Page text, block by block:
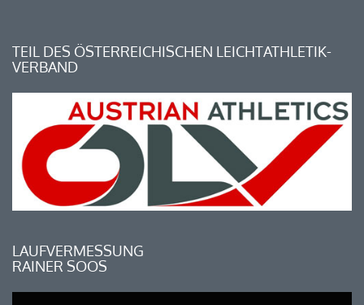
TEIL DES ÖSTERREICHISCHEN LEICHTATHLETIK-
VERBAND
LAUFVERMESSUNG
RAINER SOOS